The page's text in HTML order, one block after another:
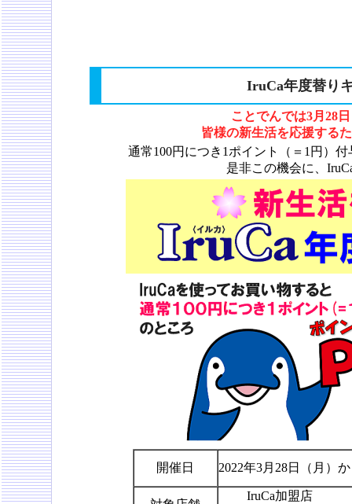
IruCa年度替り
ことでんでは3月28
皆様の新生活を応援する
通常100円につき1ポイント（＝1円）
是非この機会に、
開催日 2022年3月28日（月）
IruCa加盟店